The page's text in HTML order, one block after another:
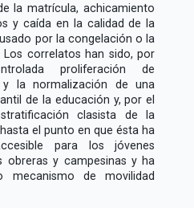
la matrícula, achicamiento
y caída en la calidad de la
por la congelación o la
Los correlatos han sido, por
proliferación de
y la normalización de una
de la educación y, por el
clasista de la
el punto en que ésta ha
para los jóvenes
obreras y campesinas y ha
mecanismo de movilidad